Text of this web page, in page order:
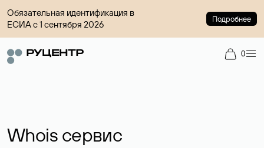
Обязательная идентификация в
ЕСИА с 1 сентября 2026
Подробнее
0
Whois сервис